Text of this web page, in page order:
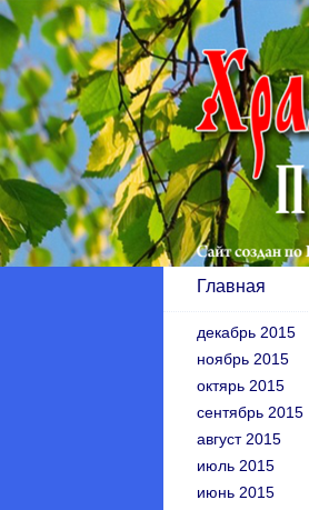
Главная
декабрь 2015
ноябрь 2015
октярь 2015
сентябрь 2015
август 2015
июль 2015
июнь 2015